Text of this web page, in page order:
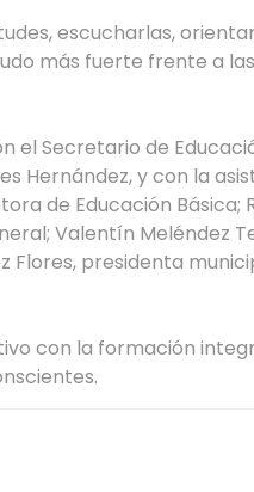
escucharlas,
más fuerte frente a
el Secretario de
Hernández, y con la
de Educación Básica;
Valentín Meléndez
presidenta
con la formación